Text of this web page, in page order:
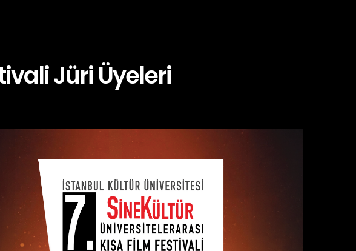
Jüri Üyeleri